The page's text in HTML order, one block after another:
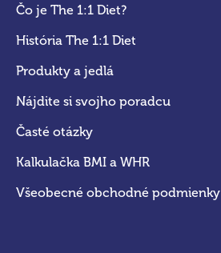
Čo je The 1:1 Diet?
História The 1:1 Diet
Produkty a jedlá
Nájdite si svojho poradcu
Časté otázky
Kalkulačka BMI a WHR
Všeobecné obchodné podmienky